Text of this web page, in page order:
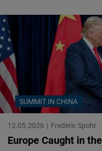
SUMMIT IN CHINA
12.05.2026 Frederic Spohr
Europe Caught in